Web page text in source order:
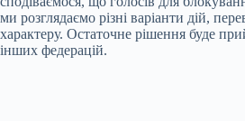
ми розглядаємо різні варіанти дій,
характеру. Остаточне рішення буде
інших федерацій.